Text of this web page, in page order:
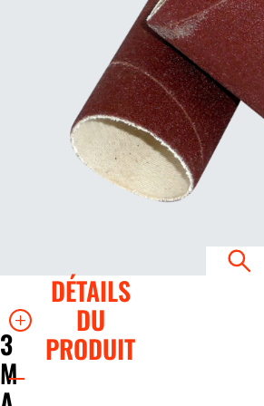
3
M
DÉTAILS
DU
PRODUIT